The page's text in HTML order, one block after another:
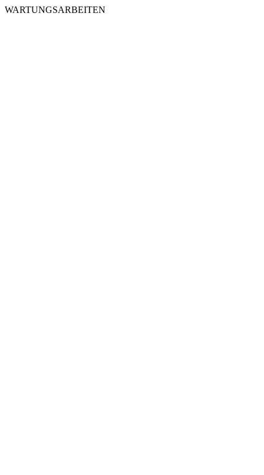
WARTUNGSARBEITEN